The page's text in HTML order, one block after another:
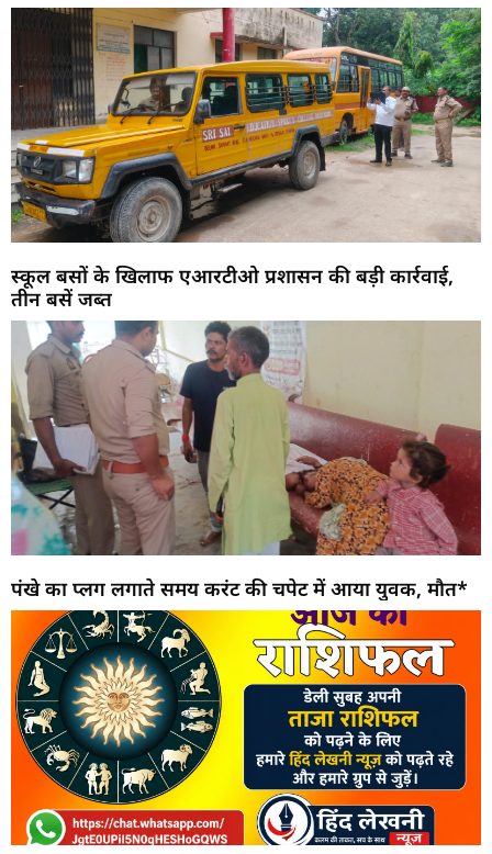
स्कूल बसों के खिलाफ एआरटीओ प्रशासन की बड़ी कार्रवाई,
तीन बसें जब्त
पंखे का प्लग लगाते समय करंट की चपेट में आया युवक, मौत*